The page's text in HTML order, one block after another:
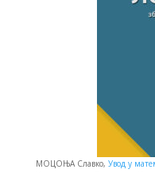
МОЦОЊА Славко, Увод у